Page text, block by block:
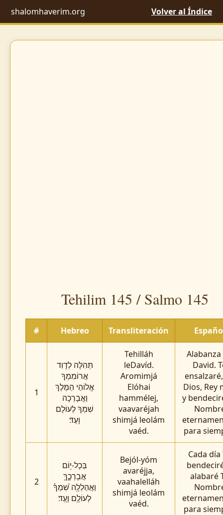
shalomhaverim.org Volver al Índice
Tehilim 145 / Salmo 145
# Hebreo Transliteración
1
תְּהִלָּה לְדָוִד
אֲרוֹמִמְךָ
אֱלוֹהַי הַמֶּלֶךְ
וַאֲבָרְכָה
שִׁמְךָ לְעוֹלָם
וָעֶד׃
Tehilláh
leDavíd.
Aromimjá
Elóhai
hammélej,
vaavaréjah
shimjá leolám
vaéd.
Alabanza
David.
Dios, Rey
y
para
2
בְּכָל-י֥וֹם
אֲבָרְכֶ֑ךָּ
וַאֲהַלְלָ֥ה שִׁ֝מְךָ֗
לְעוֹלָ֥ם וָעֶֽד׃
Bejól-yóm
avaréjja,
vaahalelláh
shimjá leolám
vaéd.
Cada día
alabaré
para